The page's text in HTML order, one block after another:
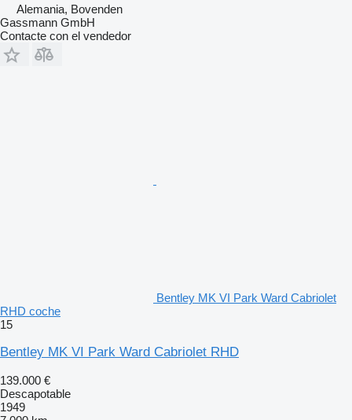
Alemania, Bovenden
Gassmann GmbH
Contacte con el vendedor
Bentley MK VI Park Ward Cabriolet
RHD coche
15
Bentley MK VI Park Ward Cabriolet RHD
139.000 €
Descapotable
1949